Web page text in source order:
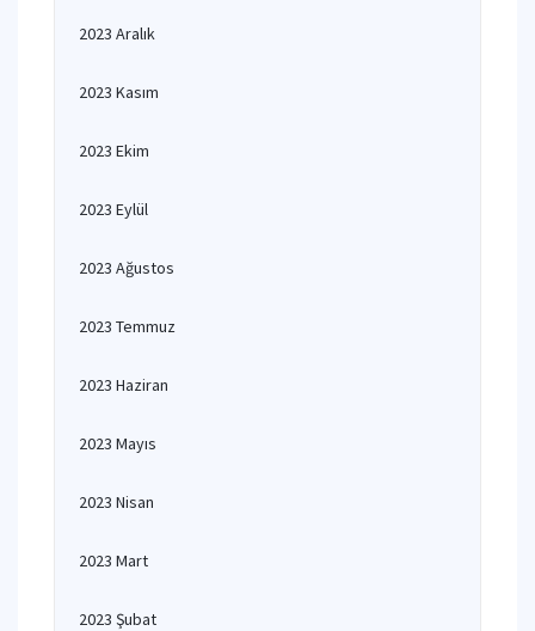
2023 Aralık
2023 Kasım
2023 Ekim
2023 Eylül
2023 Ağustos
2023 Temmuz
2023 Haziran
2023 Mayıs
2023 Nisan
2023 Mart
2023 Şubat